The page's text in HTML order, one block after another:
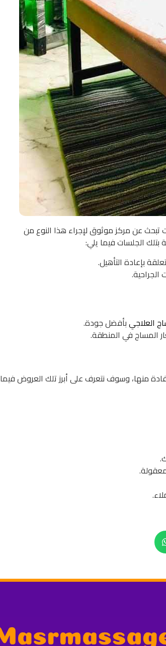
عن مركز موثوق لإجراء هذا النوع من
الجلسات فيما يلي:
بإعادة التأهيل.
العلاجيبأفضل جودة.
المساج في المنطقة.
منها، وسوف نتعرف على أبرز تلك العروض فيما